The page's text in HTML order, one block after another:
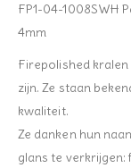
FP1-04-1008SWH
4mm
Firepolished
zijn. Ze staan
kwaliteit.
Ze danken hun
glans te verkrijgen: